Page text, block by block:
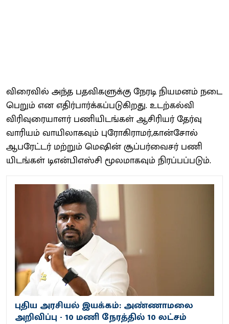
விரை​வில் அந்த பதவி​களுக்கு நேரடி நியமனம் நடை​
பெறும் என எதிர்​பார்க்​கப்​படு​கிறது. உடற்​கல்வி
விரிவுரை​யாளர் பணி​யிடங்​கள் ஆசிரியர் தேர்வு
வாரி​யம் வாயி​லாக​வும் புரோகி​ராமர்,கான்​சோல்
ஆபரேட்​டர் மற்​றும் மெஷின் சூப்​பர்​வைசர் பணி​
யிடங்​கள் டிஎன்​பிஎஸ்சி மூல​மாக​வும்​ நிரப்​பப்​படும்.
புதிய அரசியல் இயக்கம்: அண்ணாமலை
அறிவிப்பு - 10 மணி நேரத்தில் 10 லட்சம்